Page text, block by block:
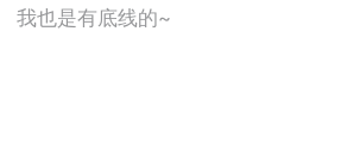
我也是有底线的~